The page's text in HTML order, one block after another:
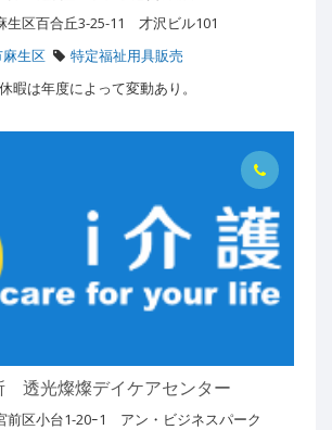
生区百合丘3-25-11 才沢ビル101
生区
特定福祉用具販売
暇は年度によって変動あり。
透光燦燦デイケアセンター
前区小台1-20ｰ1 アン・ビジネスパーク